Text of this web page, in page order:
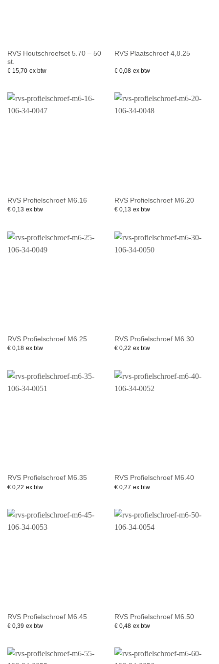
RVS Houtschroefset 5.70 – 50
st.
€15,70 ex btw
RVS Plaatschroef 4,8.25
€0,08 ex btw
RVS Profielschroef M6.16
€0,13 ex btw
RVS Profielschroef M6.20
€0,13 ex btw
RVS Profielschroef M6.25
€0,18 ex btw
RVS Profielschroef M6.30
€0,22 ex btw
RVS Profielschroef M6.35
€0,22 ex btw
RVS Profielschroef M6.40
€0,27 ex btw
RVS Profielschroef M6.45
€0,39 ex btw
RVS Profielschroef M6.50
€0,48 ex btw